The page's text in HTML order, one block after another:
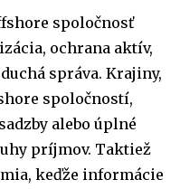
spoločnosť
ochrana aktív,
správa. Krajiny,
spoločností,
alebo úplné
príjmov. Taktiež
keďže informácie